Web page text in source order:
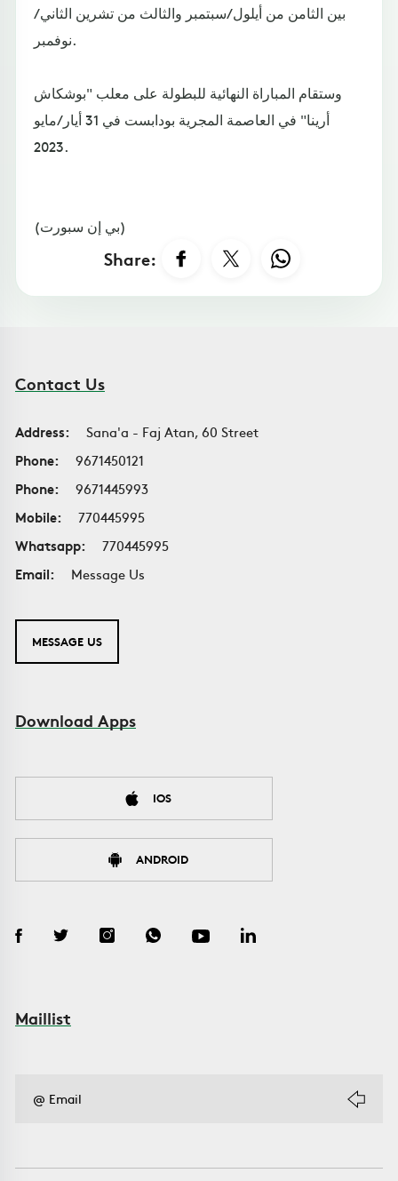
بين الثامن من أيلول/سبتمبر والثالث من تشرين الثاني/
نوفمبر.
وستقام المباراة النهائية للبطولة على معلب "بوشكاش
أرينا" في العاصمة المجرية بودابست في 31 أيار/مايو
2023.
(بي إن سبورت)
Share:
Contact Us
Address:
Sana'a - Faj Atan, 60 Street
Phone:
9671450121
Phone:
9671445993
Mobile:
770445995
Whatsapp:
770445995
Email:
Message Us
MESSAGE US
Download Apps
IOS
ANDROID
Maillist